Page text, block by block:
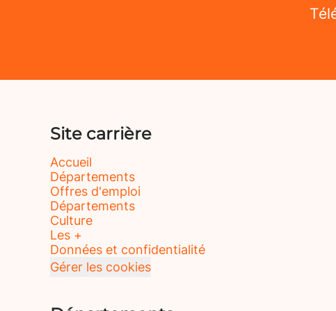
Site carrière
Accueil
Départements
Offres d'emploi
Départements
Culture
Les +
Données et confidentialité
Gérer les cookies